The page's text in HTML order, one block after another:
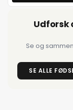
2. juli 2026
3. juli 2026
Udforsk
Se og
SE ALLE